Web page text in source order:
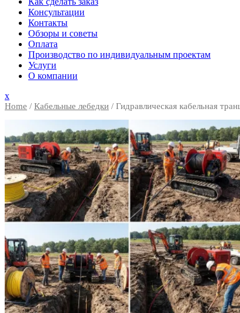
Консультации
Контакты
Обзоры и советы
Оплата
Производство по индивидуальным проектам
Услуги
О компании
xClose
Menu
Home / Кабельные лебедки / Гидравлическая кабельная